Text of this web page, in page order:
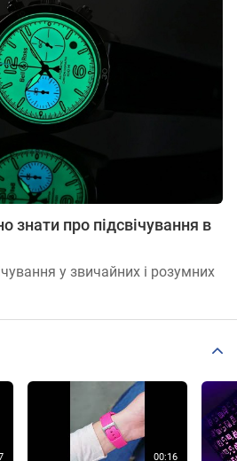
знати про підсвічування в
у звичайних і розумних